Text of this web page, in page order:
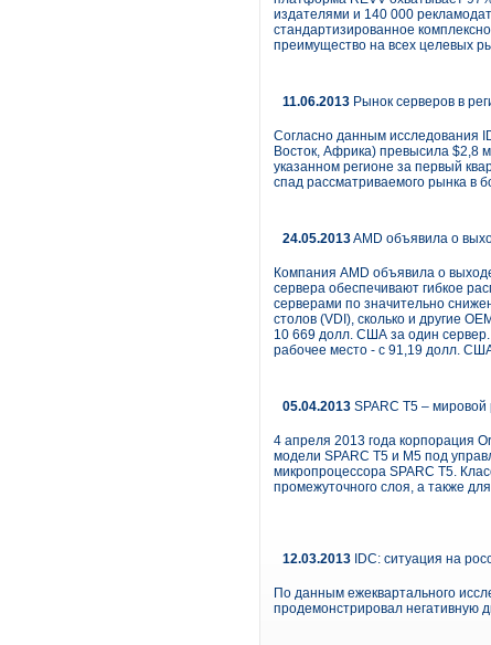
издателями и 140 000
стандартизированное
преимущество на всех целевых
11.06.2013 Рынок серверов в
Согласно данным исследования
Восток, Африка) превысила $2,8
указанном регионе за первый
спад рассматриваемого рынка в
24.05.2013AMD объявила о
Компания AMD объявила о
сервера обеспечивают гибкое
серверами по значительно
столов (VDI), сколько и другие
10 669 долл. США за один
рабочее место - с 91,19 долл.
05.04.2013 SPARC T5 – мировой
4 апреля 2013 года корпорация
модели SPARC T5 и M5 под
микропроцессора SPARC T5.
промежуточного слоя, а также
12.03.2013 IDC: ситуация на
По данным ежеквартального
продемонстрировал негативную